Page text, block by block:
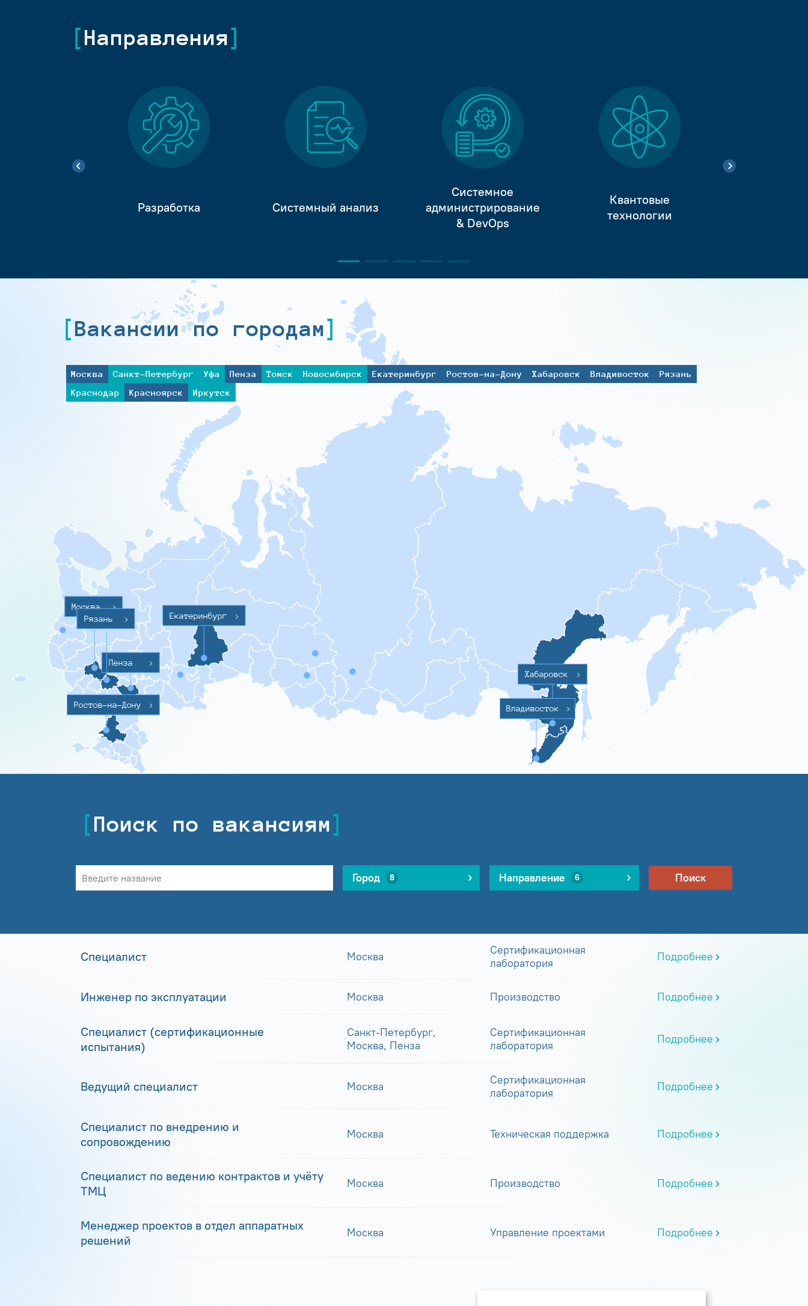
Направления
Разработка Системный анализ
Системное
администрирование
& DevOps
Квантовые
технологии
Вакансии по городам
Москва Санкт-Петербург Уфа Пенза Томск Новосибирск Екатеринбург Ростов-на-Дону Хабаровск Владивосток
Рязань
Краснодар
Красноярск Иркутск
Москва >
Ростов-на-Дону >
Пенза >
Екатеринбург >
Хабаровск >
Владивосток >
Рязань >
Поиск по вакансиям
Город 8 Направление 6 Поиск
Специалист Москва
Сертификационная
лаборатория
Подробнее
Инженер по эксплуатации Москва Производство Подробнее
Специалист (сертификационные
испытания)
Санкт-Петербург,
Москва, Пенза
Сертификационная
лаборатория
Подробнее
Ведущий специалист Москва
Сертификационная
лаборатория
Подробнее
Специалист по внедрению и
сопровождению
Москва Техническая поддержка Подробнее
Специалист по ведению контрактов и учёту
ТМЦ
Москва Производство Подробнее
Менеджер проектов в отдел аппаратных
решений
Москва Управление проектами Подробнее